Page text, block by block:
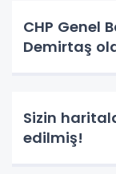
CHP Genel
Demirtaş
Sizin
edilmiş!